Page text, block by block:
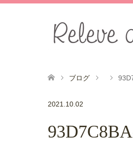
ブログ
2021.10.02